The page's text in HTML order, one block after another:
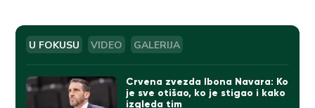
U FOKUSU VIDEO GALERIJA
Crvena zvezda Ibona Navara: Ko
je sve otišao, ko je stigao i kako
izgleda tim